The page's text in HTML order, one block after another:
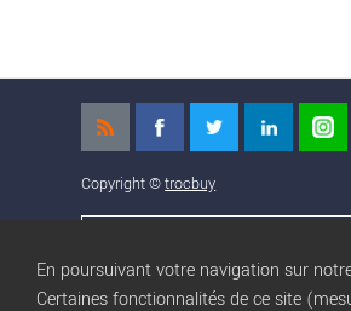
Copyright ©trocbuy
En poursuivant votre navigation sur
Certaines fonctionnalités de ce site